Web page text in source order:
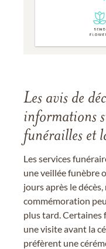
Les avis de
informations
funérailles et
Les services
une veillée funèbre
jours après le
commémoration
plus tard. Certaines
une visite avant la
préfèrent une